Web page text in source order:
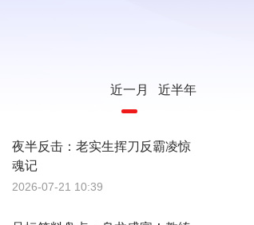
近一月 近半年
夜半反击：老实生挥刀反霸凌惊
魂记
2026-07-21 10:39